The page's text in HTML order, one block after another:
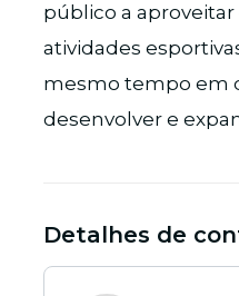
público a
atividades
mesmo tempo em
desenvolver e
Detalhes de